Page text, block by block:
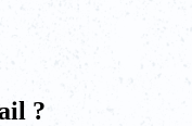
?